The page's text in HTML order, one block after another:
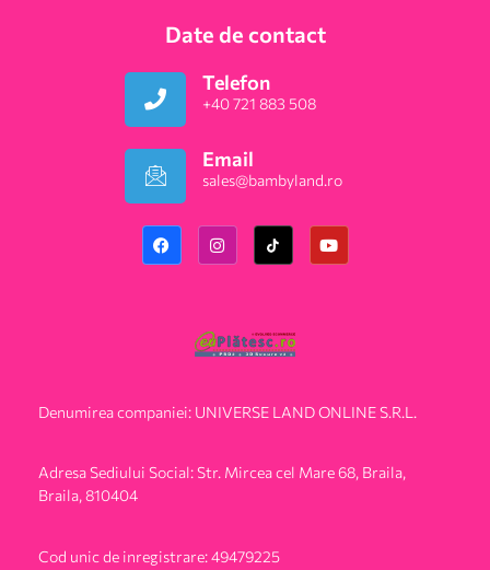
Date de contact
Telefon
+40 721 883 508
Email
sales@bambyland.ro​
Denumirea companiei: UNIVERSE LAND ONLINE S.R.L.
Adresa Sediului Social: Str. Mircea cel Mare 68, Braila,
Braila, 810404
Cod unic de inregistrare: 49479225